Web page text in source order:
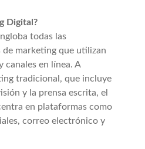
Digital?
todas las
marketing que utilizan
canales en línea. A
tradicional, que incluye
y la prensa escrita, el
en plataformas como
correo electrónico y